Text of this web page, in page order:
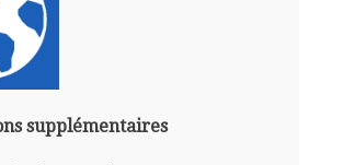
supplémentaires